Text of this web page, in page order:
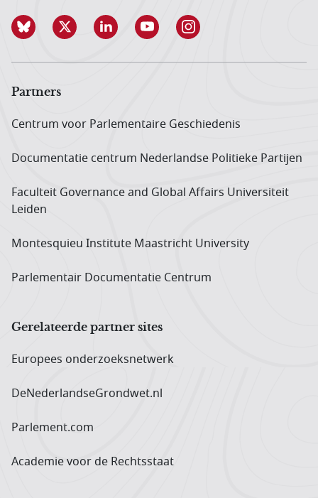
Partners
Centrum voor Parlementaire Geschiedenis
Documentatie centrum Neder­landse Politieke Partijen
Faculteit Governance and Global Affairs Universiteit
Leiden
Montesquieu Institute Maastricht University
Parlementair Documentatie Centrum
Gerelateerde partner sites
Europees onderzoeks­netwerk
DeNederlandseGrondwet.nl
Parlement.com
Academie voor de Rechtsstaat